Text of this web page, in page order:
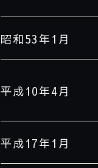
昭和53年1月
平成10年4月
平成17年1月